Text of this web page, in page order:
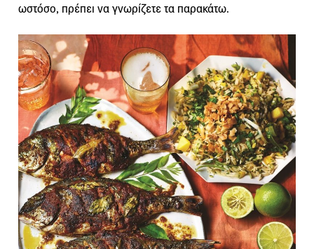
ωστόσο, πρέπει να γνωρίζετε τα παρακάτω.